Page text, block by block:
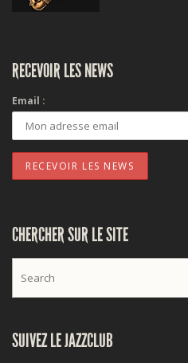
RECEVOIR LES NEWS
Email :
CHERCHER SUR LE SITE
SUIVEZ LE JAZZCLUB